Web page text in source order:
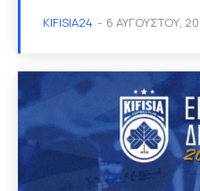
KIFISIA24 - 6 ΑΥΓΟΎΣΤΟΥ,